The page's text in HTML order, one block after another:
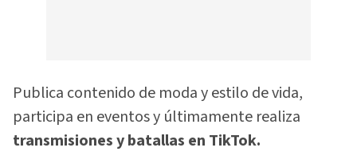
Publica contenido de moda y estilo de vida,
participa en eventos y últimamente realiza
transmisiones y batallas en TikTok.